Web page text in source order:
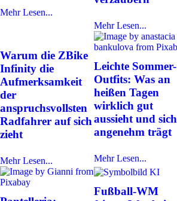
Mehr Lesen...
Mehr Lesen...
Warum die ZBike
Infinity die
Aufmerksamkeit
der
anspruchsvollsten
Radfahrer auf sich
zieht
Mehr Lesen...
Leichte Sommer-
Outfits: Was an
heißen Tagen
wirklich gut
aussieht und sich
angenehm trägt
Mehr Lesen...
Fußball-WM